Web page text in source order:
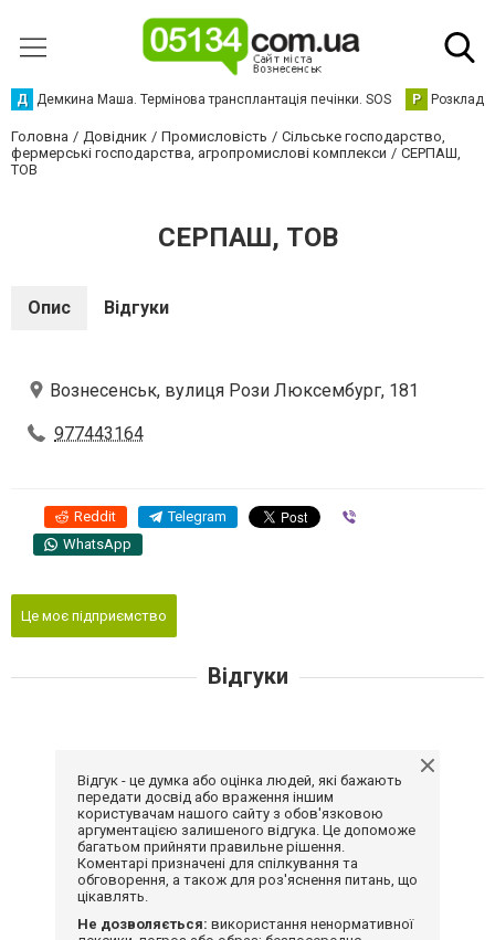
Д Демкина Маша. Термінова трансплантація печінки. SOS Р Розклад
Головна Довідник Промисловість
Сільське господарство,
фермерські господарства, агропромислові комплекси
СЕРПАШ,
ТОВ
СЕРПАШ, ТОВ
Опис Відгуки
Вознесенськ, вулиця Рози Люксембург, 181
977443164
Reddit Telegram
WhatsApp
Це моє підприємство
Відгуки
Відгук - це думка або оцінка людей, які бажають
передати досвід або враження іншим
користувачам нашого сайту з обов'язковою
аргументацією залишеного відгука. Це допоможе
багатьом прийняти правильне рішення.
Коментарі призначені для спілкування та
обговорення, а також для роз'яснення питань, що
цікавлять.
Не дозволяється: використання ненормативної